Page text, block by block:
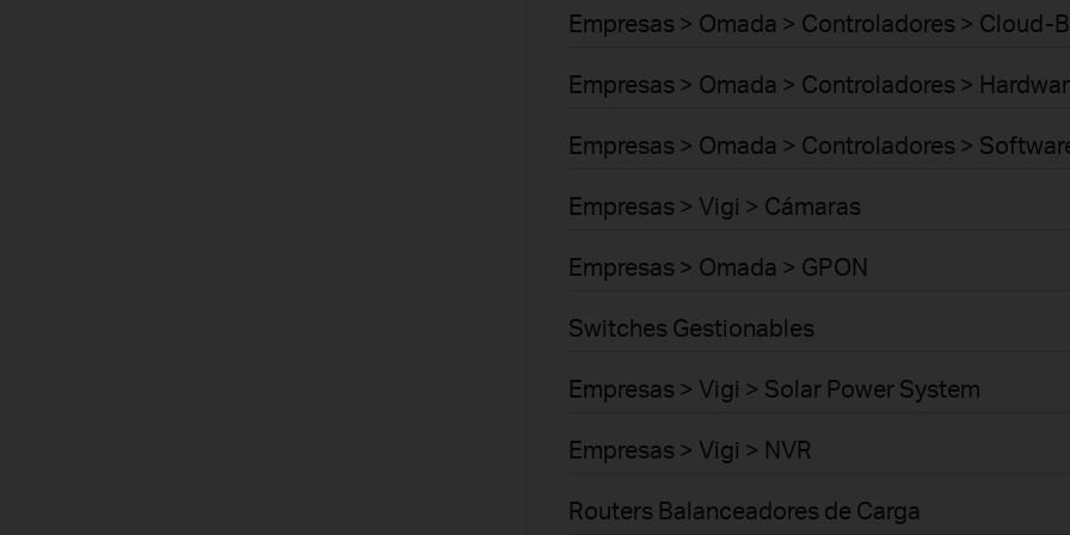
Empresas > Omada > Controladores > Cloud-
Empresas > Omada > Controladores >
Empresas > Omada > Controladores >
Empresas > Vigi > Cámaras
Empresas > Omada > GPON
Switches Gestionables
Empresas > Vigi > Solar Power System
Empresas > Vigi > NVR
Routers Balanceadores de Carga